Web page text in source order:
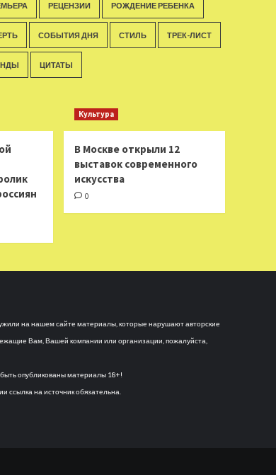
РЕЦЕНЗИИ РОЖДЕНИЕ РЕБЕНКА
СОБЫТИЯ ДНЯ СТИЛЬ ТРЕК-ЛИСТ
ЦИТАТЫ
Культура
В Москве открыли 12
выставок современного
искусства
0
на нашем сайте материалы, которые нарушают авторские
Вам, Вашей компании или организации, пожалуйста,
опубликованы материалы 18+!
ссылка на источник обязательна.